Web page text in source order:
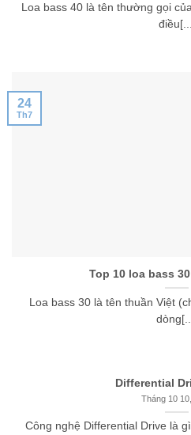
Loa bass 40 là tên thường gọi
Top 10 loa bass
Loa bass 30 là tên thuần Việt
24
Th7
Differential
Tháng 10
Công nghệ Differential Drive là